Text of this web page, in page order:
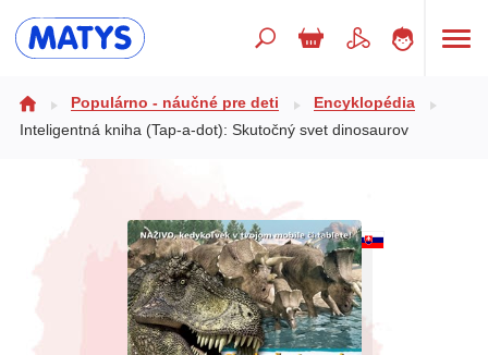
Doplnkový sortiment
Populárno - náučné pre deti
Populárno - náučné pre deti
Encyklopédia
Inteligentná kniha (Tap-a-dot): Skutočný svet dinosaurov